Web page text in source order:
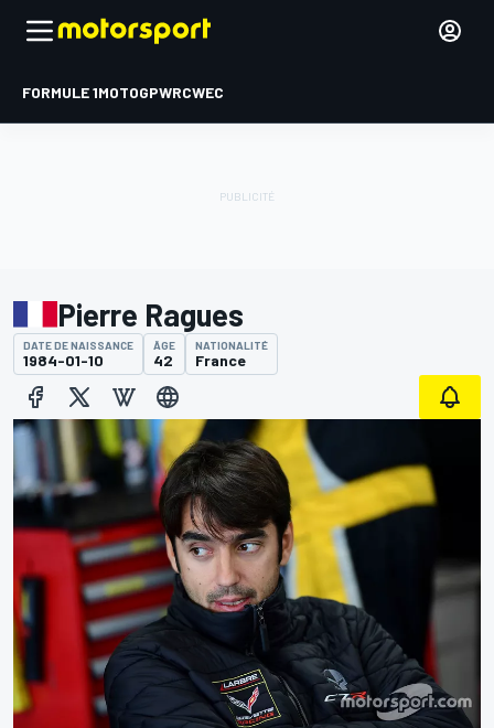
FORMULE 1MOTOGPWRCWEC
Pierre Ragues
DATE DE NAISSANCE
1984-01-10
ÂGE
42
NATIONALITÉ
France